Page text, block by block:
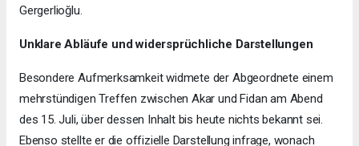
Gergerlioğlu.
Unklare Abläufe und widersprüchliche Darstellungen
Besondere Aufmerksamkeit widmete der Abgeordnete einem
mehrstündigen Treffen zwischen Akar und Fidan am Abend
des 15. Juli, über dessen Inhalt bis heute nichts bekannt sei.
Ebenso stellte er die offizielle Darstellung infrage, wonach